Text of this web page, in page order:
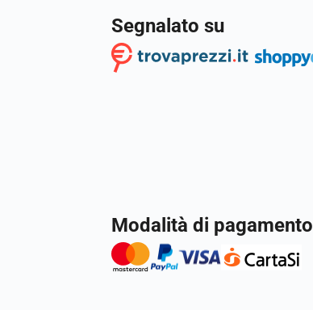
Segnalato su
Modalità di pagamento